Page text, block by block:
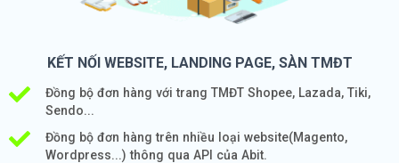
KẾT NỐI WEBSITE, LANDING PAGE, SÀN TMĐT
Đồng bộ đơn hàng với trang TMĐT Shopee, Lazada, Tiki,
Sendo...
Đồng bộ đơn hàng trên nhiều loại website(Magento,
Wordpress...) thông qua API của Abit.